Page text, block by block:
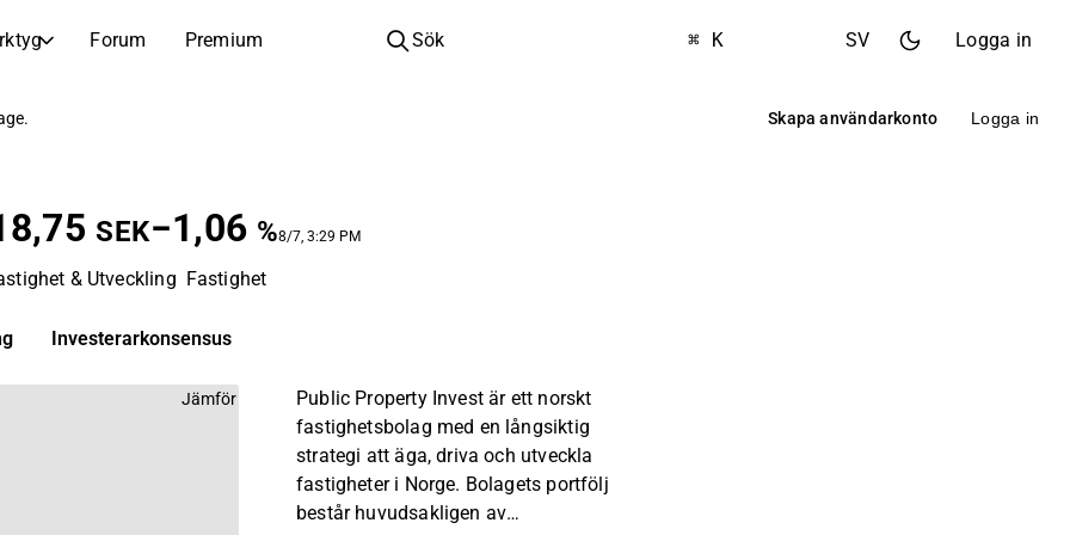
Forum Premium
Upptäck
Årsstämmor
Datum för årsstämmor och aktieägarinformation
Investeringsskola
Sök ⌘ K SV Logga in
Skapa användarkonto Logga in
SEK−1,06 %8/7, 3:29 PM
& Utveckling Fastighet
Investerarkonsensus
Jämför
Public Property Invest är ett norskt
fastighetsbolag med en långsiktig
strategi att äga, driva och utveckla
fastigheter i Norge. Bolagets portfölj
består huvudsakligen av